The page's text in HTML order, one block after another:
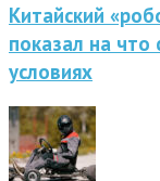
Китайский
показал на что
условиях